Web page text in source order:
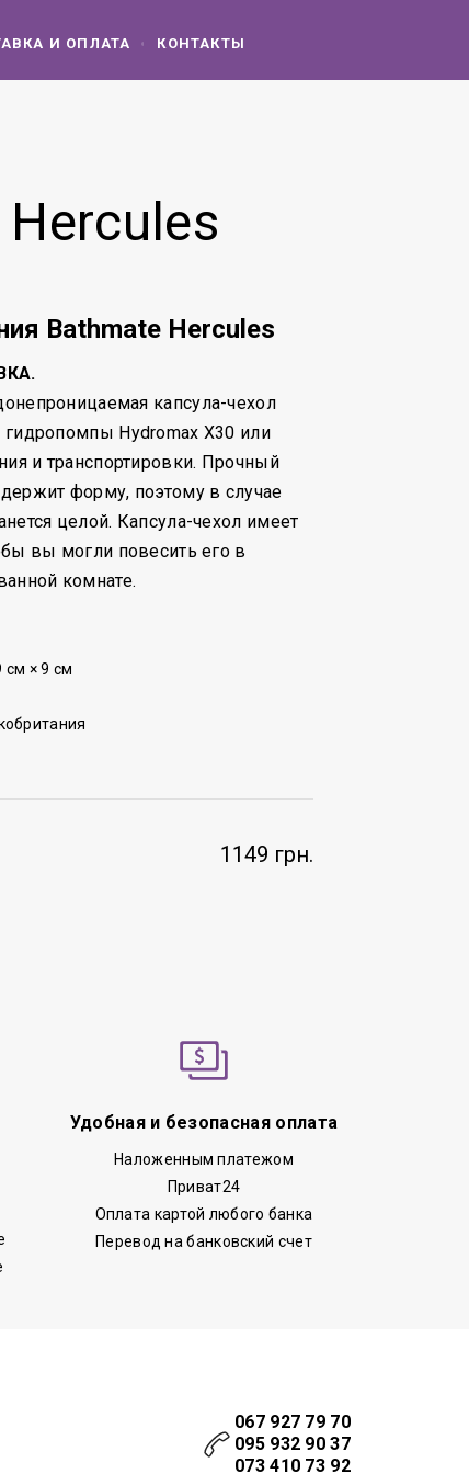
И ОПЛАТА КОНТАКТЫ
Bathmate Hercules
капсула-чехол
Hydromax X30 или
и транспортировки. Прочный
форму, поэтому в случае
целой. Капсула-чехол имеет
вы могли повесить его в
комнате.
см × 9 см
1149 грн.
Удобная и безопасная оплата
Наложенным платежом
Приват24
Оплата картой любого банка
Перевод на банковский счет
067 927 79 70
095 932 90 37
073 410 73 92